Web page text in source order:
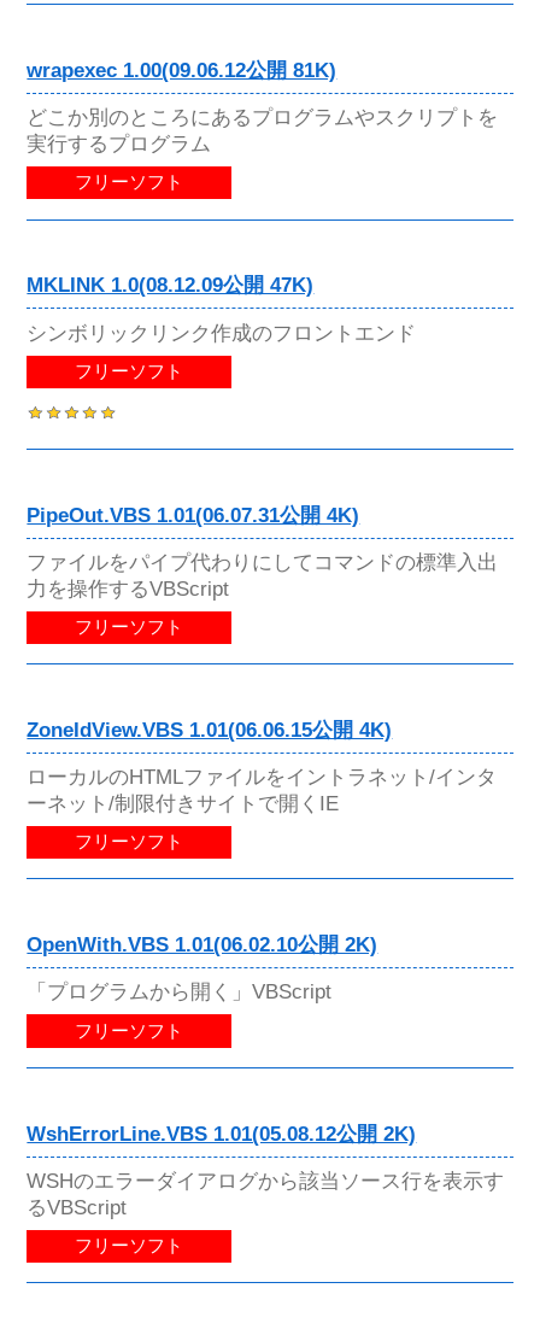
wrapexec 1.00(09.06.12公開 81K)
どこか別のところにあるプログラムやスクリプトを
実行するプログラム
フリーソフト
MKLINK 1.0(08.12.09公開 47K)
シンボリックリンク作成のフロントエンド
フリーソフト
PipeOut.VBS 1.01(06.07.31公開 4K)
ファイルをパイプ代わりにしてコマンドの標準入出
力を操作するVBScript
フリーソフト
ZoneIdView.VBS 1.01(06.06.15公開 4K)
ローカルのHTMLファイルをイントラネット/インタ
ーネット/制限付きサイトで開くIE
フリーソフト
OpenWith.VBS 1.01(06.02.10公開 2K)
「プログラムから開く」VBScript
フリーソフト
WshErrorLine.VBS 1.01(05.08.12公開 2K)
WSHのエラーダイアログから該当ソース行を表示す
るVBScript
フリーソフト